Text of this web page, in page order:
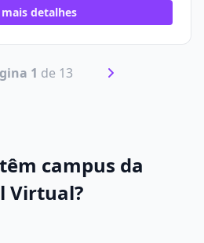
detalhes
1 de 13
campus da
Virtual?